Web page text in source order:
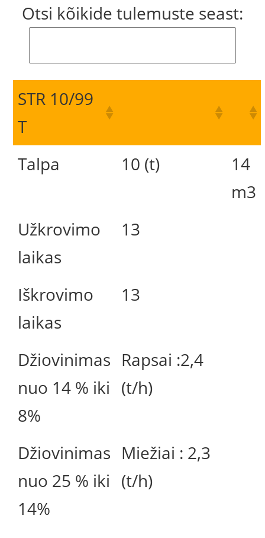
Otsi kõikide tulemuste seast:
STR 10/99
T
Talpa
10 (t)
14
m3
Užkrovimo
laikas
13
Iškrovimo
laikas
13
Džiovinimas
nuo 14 % iki
8%
Rapsai :2,4
(t/h)
Džiovinimas
nuo 25 % iki
14%
Miežiai : 2,3
(t/h)